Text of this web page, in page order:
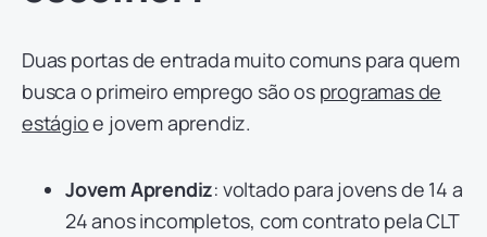
Duas portas de entrada muito comuns para quem
busca o primeiro emprego são os programas de
estágioe jovem aprendiz.
Jovem Aprendiz: voltado para jovens de 14 a
24 anos incompletos, com contrato pela CLT